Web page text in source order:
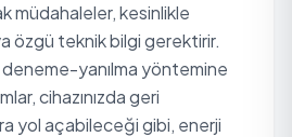
müdahaleler, kesinlikle
özgü teknik bilgi gerektirir.
deneme-yanılma yöntemine
cihazınızda geri
yol açabileceği gibi, enerji